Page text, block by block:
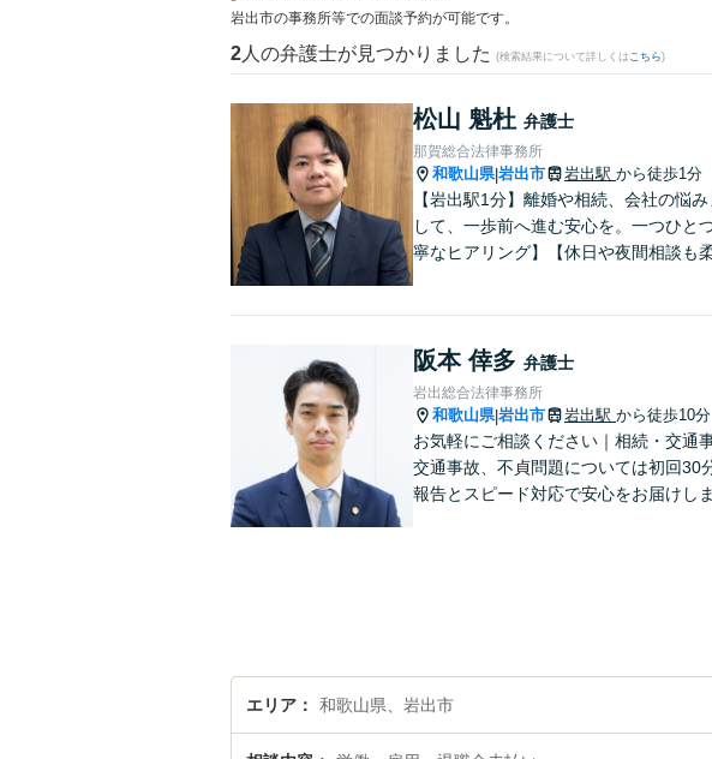
岩出市の事務所等での面談予約が可能です。
2 人の弁護士が見つかりました (検索結果について詳しくは こちら)
松山 魁杜 弁護士
那賀総合法律事務所
和歌山県|岩出市 岩出駅 から徒歩1分
【岩出駅1分】離婚や相続、会社の悩
して、一歩前へ進む安心を。一つひと
寧なヒアリング】【休日や夜間相談も
阪本 倖多 弁護士
岩出総合法律事務所
和歌山県|岩出市 岩出駅 から徒歩10分
お気軽にご相談ください｜相続・交通
交通事故、不貞問題については初回30
報告とスピード対応で安心をお届けし
エリア 和歌山県、岩出市